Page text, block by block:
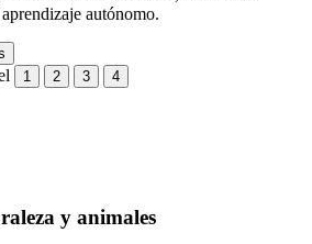
autónomo.
1 2 3
4
y animales